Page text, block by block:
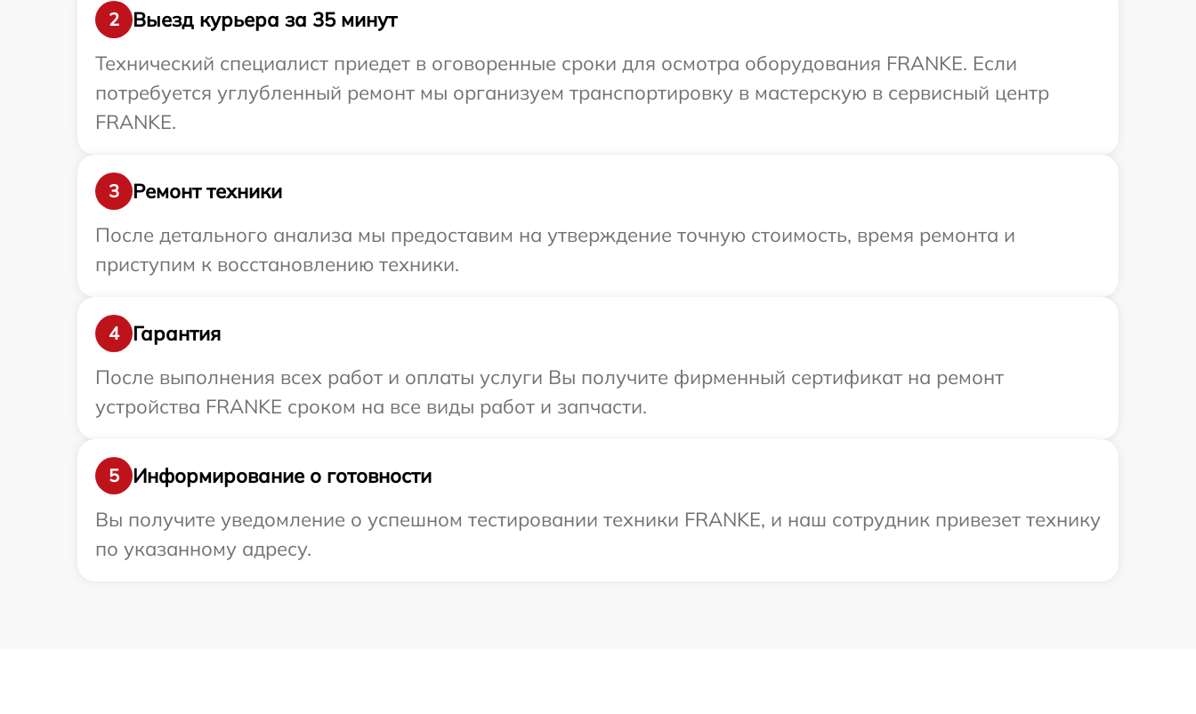
2
Выезд курьера за 35 минут
Технический специалист приедет в оговоренные сроки для осмотра оборудования FRANKE. Если
потребуется углубленный ремонт мы организуем транспортировку в мастерскую в сервисный центр
FRANKE.
3
Ремонт техники
После детального анализа мы предоставим на утверждение точную стоимость, время ремонта и
приступим к восстановлению техники.
4
Гарантия
После выполнения всех работ и оплаты услуги Вы получите фирменный сертификат на ремонт
устройства FRANKE сроком на все виды работ и запчасти.
5
Информирование о готовности
Вы получите уведомление о успешном тестировании техники FRANKE, и наш сотрудник привезет технику
по указанному адресу.